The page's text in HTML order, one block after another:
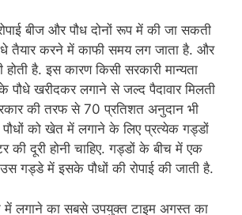
बीज और पौध दोनों रूप में की जा सकती
तैयार करने में काफी समय लग जाता है. और
है. इस कारण किसी सरकारी मान्यता
पौधे खरीदकर लगाने से जल्द पैदावार मिलती
की तरफ से 70 प्रतिशत अनुदान भी
को खेत में लगाने के लिए प्रत्येक गड्डों
की दूरी होनी चाहिए. गड्डों के बीच में एक
गड्डे में इसके पौधों की रोपाई की जाती है.
लगाने का सबसे उपयुक्त टाइम अगस्त का